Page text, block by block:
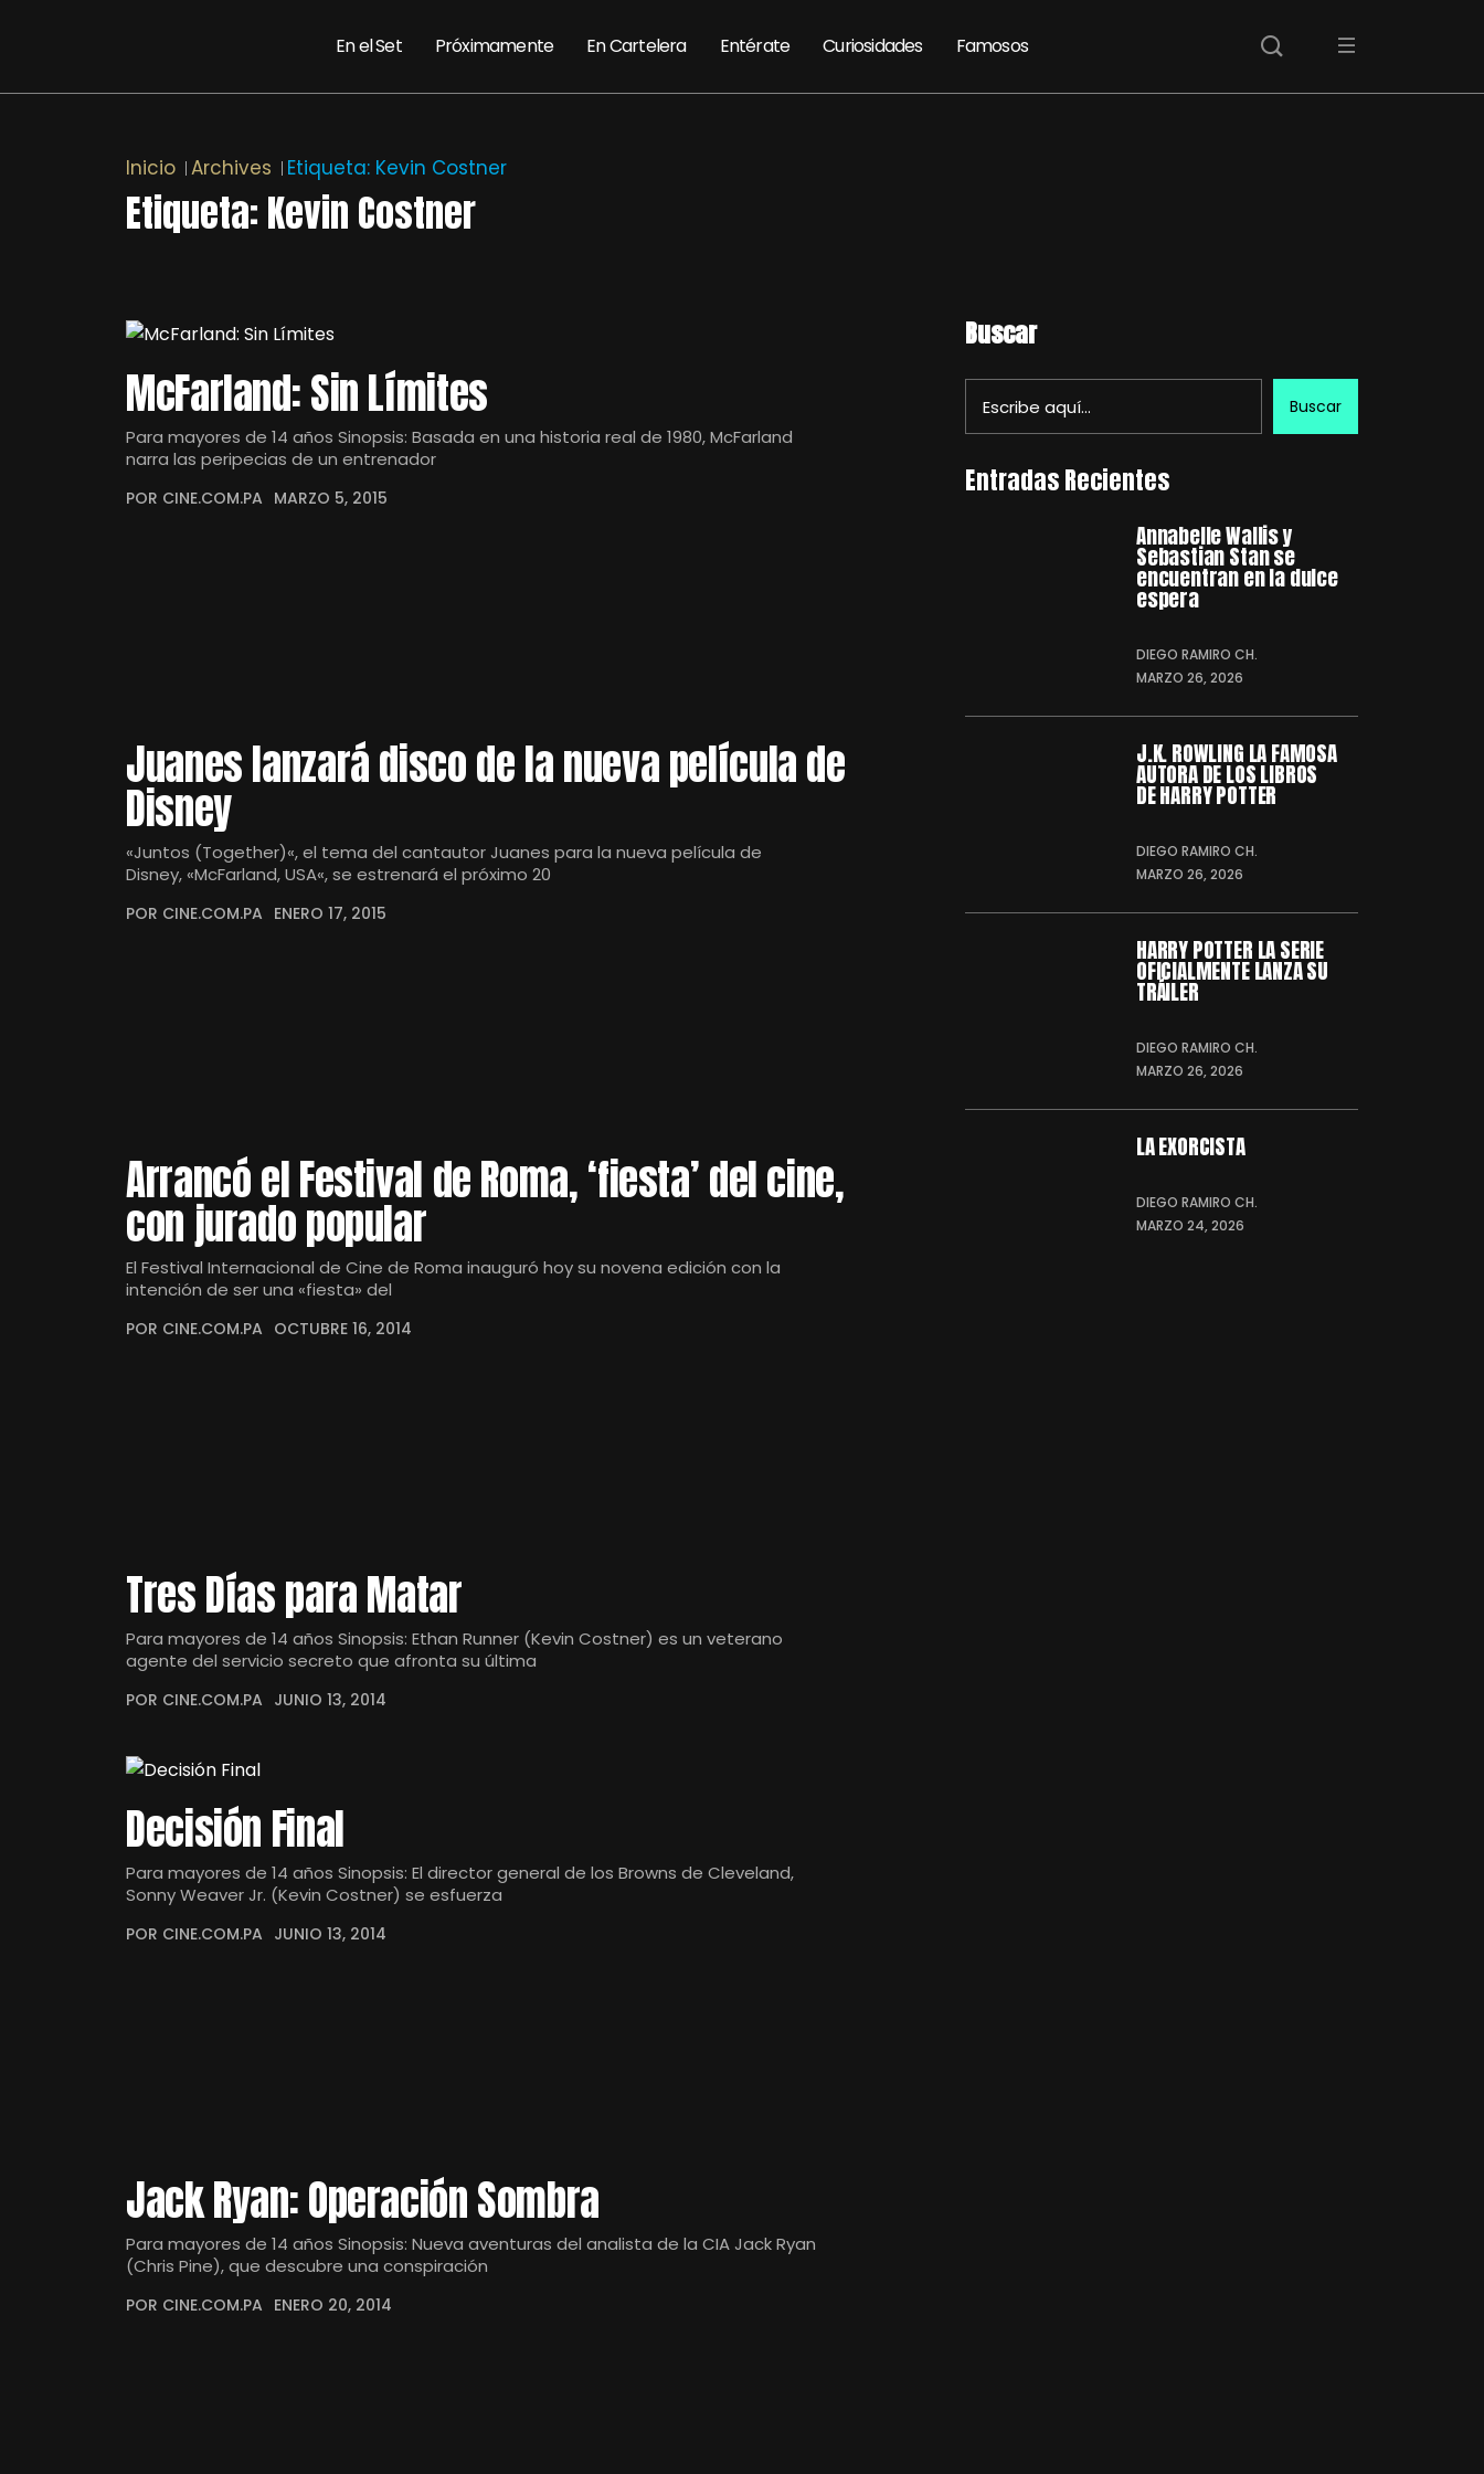
En el Set Próximamente En Cartelera Entérate Curiosidades Famosos
Inicio Archives Etiqueta: Kevin Costner
Etiqueta:Kevin Costner
McFarland: Sin Límites
Para mayores de 14 años Sinopsis: Basada en una historia real de 1980, McFarland
narra las peripecias de un entrenador
POR CINE.COM.PA MARZO 5, 2015
Juanes lanzará disco de la nueva película de
Disney
«Juntos (Together)«, el tema del cantautor Juanes para la nueva película de
Disney, «McFarland, USA«, se estrenará el próximo 20
POR CINE.COM.PA ENERO 17, 2015
Arrancó el Festival de Roma, ‘fiesta’ del cine,
con jurado popular
El Festival Internacional de Cine de Roma inauguró hoy su novena edición con la
intención de ser una «fiesta» del
POR CINE.COM.PA OCTUBRE 16, 2014
Tres Días para Matar
Para mayores de 14 años Sinopsis: Ethan Runner (Kevin Costner) es un veterano
agente del servicio secreto que afronta su última
POR CINE.COM.PA JUNIO 13, 2014
Decisión Final
Para mayores de 14 años Sinopsis: El director general de los Browns de Cleveland,
Sonny Weaver Jr. (Kevin Costner) se esfuerza
POR CINE.COM.PA JUNIO 13, 2014
Jack Ryan: Operación Sombra
Para mayores de 14 años Sinopsis: Nueva aventuras del analista de la CIA Jack Ryan
(Chris Pine), que descubre una conspiración
POR CINE.COM.PA ENERO 20, 2014
Buscar
Buscar
Entradas Recientes
Annabelle Wallis y
Sebastian Stan se
encuentran en la dulce
espera
DIEGO RAMIRO CH.
MARZO 26, 2026
J.K. ROWLING LA FAMOSA
AUTORA DE LOS LIBROS
DE HARRY POTTER
DIEGO RAMIRO CH.
MARZO 26, 2026
HARRY POTTER LA SERIE
OFICIALMENTE LANZA SU
TRÁILER
DIEGO RAMIRO CH.
MARZO 26, 2026
LA EXORCISTA
DIEGO RAMIRO CH.
MARZO 24, 2026